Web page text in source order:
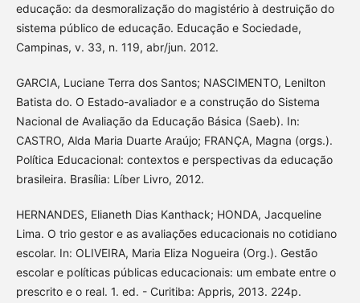
educação: da desmoralização do magistério à destruição do
sistema público de educação. Educação e Sociedade,
Campinas, v. 33, n. 119, abr/jun. 2012.
GARCIA, Luciane Terra dos Santos; NASCIMENTO, Lenilton
Batista do. O Estado-avaliador e a construção do Sistema
Nacional de Avaliação da Educação Básica (Saeb). In:
CASTRO, Alda Maria Duarte Araújo; FRANÇA, Magna (orgs.).
Política Educacional: contextos e perspectivas da educação
brasileira. Brasília: Líber Livro, 2012.
HERNANDES, Elianeth Dias Kanthack; HONDA, Jacqueline
Lima. O trio gestor e as avaliações educacionais no cotidiano
escolar. In: OLIVEIRA, Maria Eliza Nogueira (Org.). Gestão
escolar e políticas públicas educacionais: um embate entre o
prescrito e o real. 1. ed. - Curitiba: Appris, 2013. 224p.